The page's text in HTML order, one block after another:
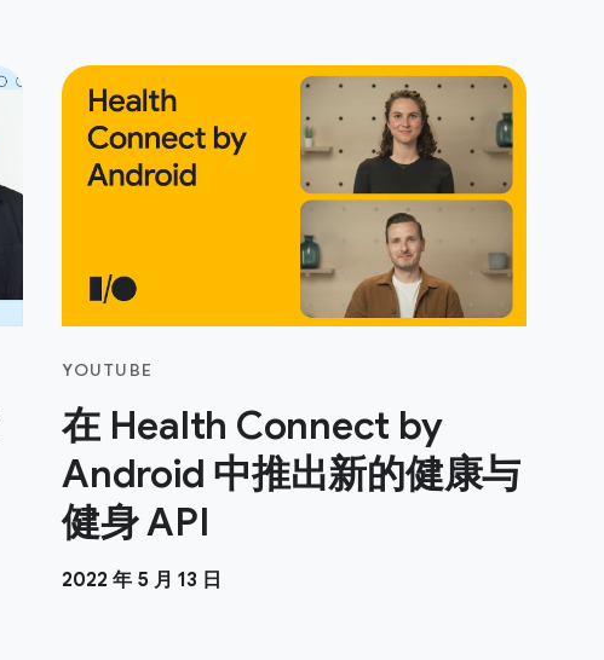
YOUTUBE
在 Health Connect by
Android 中推出新的健康与
健身 API
2022 年 5 月 13 日